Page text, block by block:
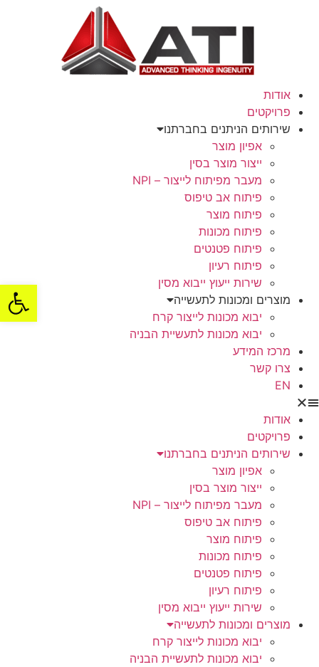
פתח
אודות
פרויקטים
שירותים הניתנים בחברתנו
אפיון מוצר
ייצור מוצר בסין
מעבר מפיתוח לייצור – NPI
פיתוח אב טיפוס
פיתוח מוצר
פיתוח מכונות
פיתוח פטנטים
פיתוח רעיון
שירות ייעוץ ייבוא מסין
מוצרים ומכונות לתעשייה
יבוא מכונות לייצור קרח
יבוא מכונות לתעשיית הבניה
מרכז המידע
צרו קשר
EN
אודות
פרויקטים
שירותים הניתנים בחברתנו
אפיון מוצר
ייצור מוצר בסין
מעבר מפיתוח לייצור – NPI
פיתוח אב טיפוס
פיתוח מוצר
פיתוח מכונות
פיתוח פטנטים
פיתוח רעיון
שירות ייעוץ ייבוא מסין
מוצרים ומכונות לתעשייה
יבוא מכונות לייצור קרח
יבוא מכונות לתעשיית הבניה